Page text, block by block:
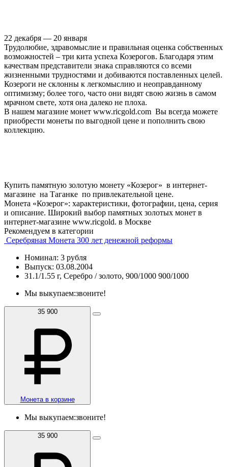
22 декабря — 20 января
Трудолюбие, здравомыслие и правильная оценка собственных
возможностей – три кита успеха Козерогов. Благодаря этим
качествам представители знака справляются со всеми
жизненными трудностями и добиваются поставленных целей.
Козероги не склонны к легкомыслию и неоправданному
оптимизму; более того, часто они видят свою жизнь в самом
мрачном свете, хотя она далеко не плоха.
В нашем магазине монет www.ricgold.com Вы всегда можете
приобрести монеты по выгодной цене и пополнить свою
коллекцию.
Купить памятную золотую монету «Козерог» в интернет-
магазине на Таганке по привлекательной цене.
Монета «Козерог»: характеристики, фотографии, цена, серия
и описание. Широкий выбор памятных золотых монет в
интернет-магазине www.ricgold. в Москве
Рекомендуем в категории
Серебряная Монета 300 лет денежной реформы
Номинал: 3 рубля
Выпуск: 03.08.2004
31.1/1.55 г, Серебро / золото, 900/1000 900/1000
Мы выкупаем:звоните!
35 900
Монета в корзине
Мы выкупаем:звоните!
35 900